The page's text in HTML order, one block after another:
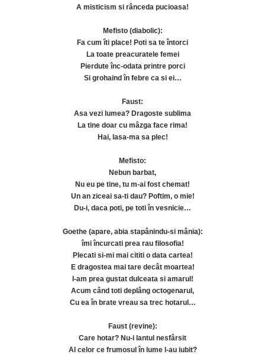
A misticism si rânceda pucioasa!
Mefisto (diabolic):
Fa cum îti place! Poti sa te întorci
La toate preacuratele femei
Pierdute înc-odata printre porci
Si grohaind în febre ca si ei…
Faust:
Asa vezi lumea? Dragoste sublima
La tine doar cu mâzga face rima!
Hai, lasa-ma sa plec!
Mefisto:
Nebun barbat,
Nu eu pe tine, tu m-ai fost chemat!
Un an ziceai sa-ti dau? Poftim, o mie!
Du-i, daca poti, pe toti în vesnicie…
Goethe (apare, abia stapânindu-si mânia):
îmi încurcati prea rau filosofia!
Plecati si-mi mai cititi o data cartea!
E dragostea mai tare decât moartea!
I-am prea gustat dulceata si amarul!
Acum când toti deplâng octogenarul,
Cu ea în brate vreau sa trec hotarul…
Faust (revine):
Care hotar? Nu-i lantul nesfârsit
Al celor ce frumosul în lume l-au iubit?